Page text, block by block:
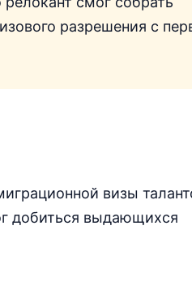
разрешения с
визы
добиться выдающихся